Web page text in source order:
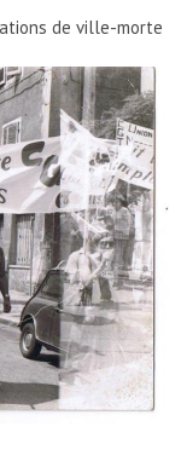
de ville-morte